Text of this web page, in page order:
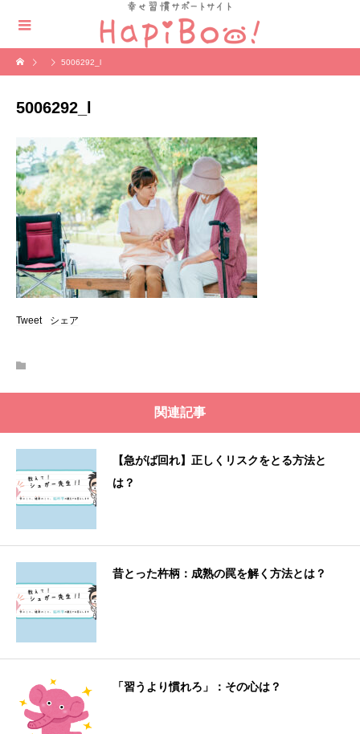
5006292_l
5006292_l
Tweet シェア
関連記事
【急がば回れ】正しくリスクをとる方法と
は？
昔とった杵柄：成熟の罠を解く方法とは？
「習うより慣れろ」：その心は？